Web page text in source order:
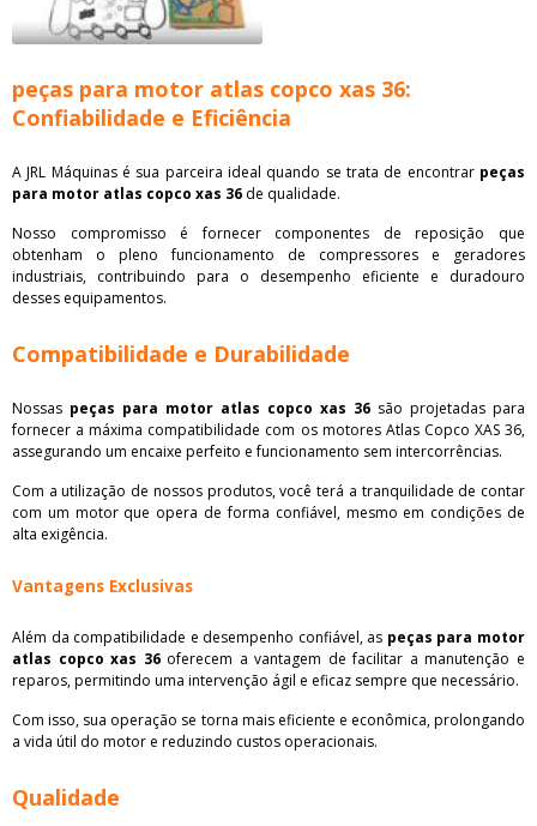
peças para motor atlas copco xas 36:
Confiabilidade e Eficiência
A JRL Máquinas é sua parceira ideal quando se trata de encontrar peças
para motor atlas copco xas 36 de qualidade.
Nosso compromisso é fornecer componentes de reposição que
obtenham o pleno funcionamento de compressores e geradores
industriais, contribuindo para o desempenho eficiente e duradouro
desses equipamentos.
Compatibilidade e Durabilidade
Nossas peças para motor atlas copco xas 36 são projetadas para
fornecer a máxima compatibilidade com os motores Atlas Copco XAS 36,
assegurando um encaixe perfeito e funcionamento sem intercorrências.
Com a utilização de nossos produtos, você terá a tranquilidade de contar
com um motor que opera de forma confiável, mesmo em condições de
alta exigência.
Vantagens Exclusivas
Além da compatibilidade e desempenho confiável, as peças para motor
atlas copco xas 36oferecem a vantagem de facilitar a manutenção e
reparos, permitindo uma intervenção ágil e eficaz sempre que necessário.
Com isso, sua operação se torna mais eficiente e econômica, prolongando
a vida útil do motor e reduzindo custos operacionais.
Qualidade